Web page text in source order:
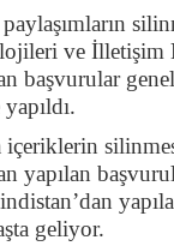
ve İlletişim
başvurular
içeriklerin
yapılan
geliyor.